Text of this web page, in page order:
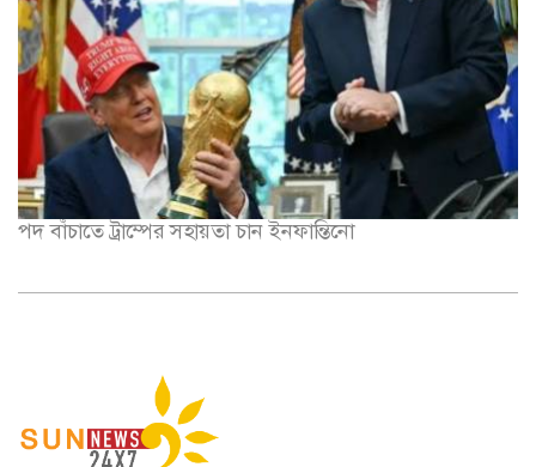
পদ বাঁচাতে ট্রাম্পের সহায়তা চান ইনফান্তিনো